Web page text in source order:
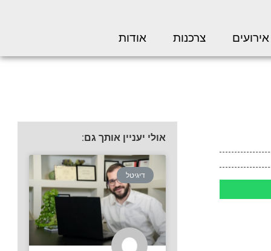
אירועים צרכנות אודות
אולי יעניין אותך גם:
דיגיטל